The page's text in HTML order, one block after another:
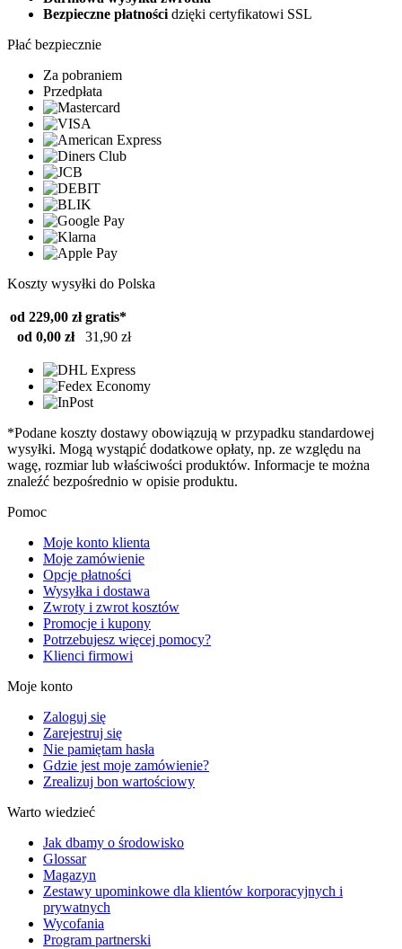
Bezpieczne płatności dzięki certyfikatowi SSL
Płać bezpiecznie
Za pobraniem
Przedpłata
Koszty wysyłki do Polska
od 229,00 zł gratis*
od 0,00 zł
31,90 zł
*Podane koszty dostawy obowiązują w przypadku standardowej
wysyłki. Mogą wystąpić dodatkowe opłaty, np. ze względu na
wagę, rozmiar lub właściwości produktów. Informacje te można
znaleźć bezpośrednio w opisie produktu.
Pomoc
Moje konto klienta
Moje zamówienie
Opcje płatności
Wysyłka i dostawa
Zwroty i zwrot kosztów
Promocje i kupony
Potrzebujesz więcej pomocy?
Klienci firmowi
Moje konto
Zaloguj się
Zarejestruj się
Nie pamiętam hasła
Gdzie jest moje zamówienie?
Zrealizuj bon wartościowy
Warto wiedzieć
Jak dbamy o środowisko
Glossar
Magazyn
Zestawy upominkowe dla klientów korporacyjnych i
prywatnych
Wycofania
Program partnerski